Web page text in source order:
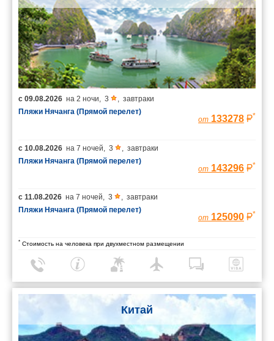
с 09.08.2026 на 2 ночи, 3 , завтраки
Пляжи Нячанга (Прямой перелет)
от 133278 *
с 10.08.2026 на 7 ночей, 3 , завтраки
Пляжи Нячанга (Прямой перелет)
от 143296 *
с 11.08.2026 на 7 ночей, 3 , завтраки
Пляжи Нячанга (Прямой перелет)
от 125090 *
* Стоимость на человека при двухместном размещении
Китай